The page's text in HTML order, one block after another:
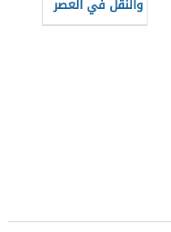
والنقل في العصر
العباسي الأول